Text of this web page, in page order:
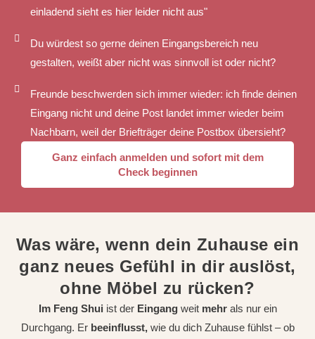
einladend sieht es hier leider nicht aus"
Du würdest so gerne deinen Eingangsbereich neu
gestalten, weißt aber nicht was sinnvoll ist oder nicht?
Freunde beschwerden sich immer wieder: ich finde deinen
Eingang nicht und deine Post landet immer wieder beim
Nachbarn, weil der Briefträger deine Postbox übersieht?
Ganz einfach anmelden und sofort mit dem
Check beginnen
Was wäre, wenn dein Zuhause ein
ganz neues Gefühl in dir auslöst,
ohne Möbel zu rücken?
Im Feng Shui ist der Eingangweit mehrals nur ein
Durchgang. Erbeeinflusst,wie du dich Zuhause fühlst – ob